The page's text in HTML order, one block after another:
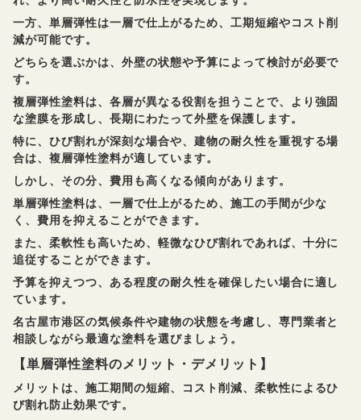
一方、単層弾性は一層で仕上がるため、工期短縮やコスト削
減が可能です。
どちらを選ぶかは、外壁の状態や予算によって検討が必要で
す。
複層弾性塗料は、各層が異なる役割を担うことで、より強固
な塗膜を形成し、長期にわたって外壁を保護します。
特に、ひび割れが深刻な場合や、建物の耐久性を重視する場
合は、複層弾性塗料が適しています。
しかし、その分、費用も高くなる傾向があります。
単層弾性塗料は、一層で仕上がるため、施工の手間が少な
く、費用を抑えることができます。
また、柔軟性も高いため、軽微なひび割れであれば、十分に
追従することができます。
予算を抑えつつ、ある程度の耐久性を確保したい場合に適し
ています。
名古屋市港区の気候条件や建物の状態を考慮し、専門業者と
相談しながら最適な塗料を選びましょう。
【単層弾性塗料のメリット・デメリット】
メリットは、施工期間の短縮、コスト削減、柔軟性によるひ
び割れ防止効果です。